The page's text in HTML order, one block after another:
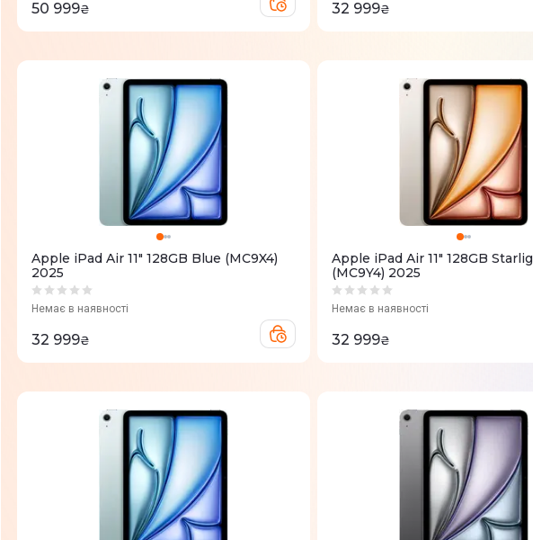
50 999₴ 32 999₴
Apple iPad Air 11" 128GB Blue (MC9X4)
2025
Немає в наявності
32 999₴
Apple iPad Air 11" 128GB
(MC9Y4) 2025
Немає в наявності
32 999₴